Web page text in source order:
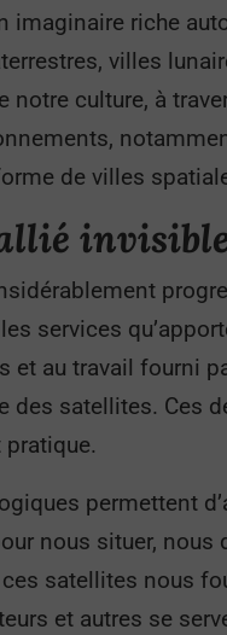
imaginaire riche
villes
notre culture, à
de villes
allié
services
et au travail fourni
des satellites. Ces
permettent
nous situer, nous
ces satellites nous
et autres se